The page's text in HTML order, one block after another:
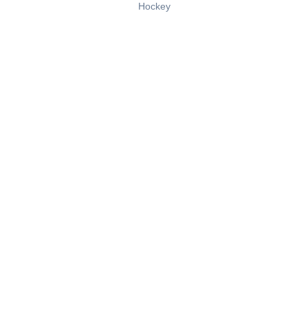
Hockey